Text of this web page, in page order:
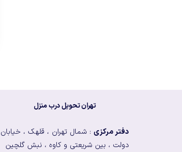
تهران تحویل درب منزل
دفتر مرکزی : شمال تهران ، قلهک ، خیابان
دولت ، بین شریعتی و کاوه ، نبش گلچین